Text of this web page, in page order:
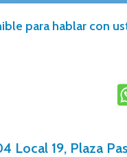
para hablar con
Local 19, Plaza